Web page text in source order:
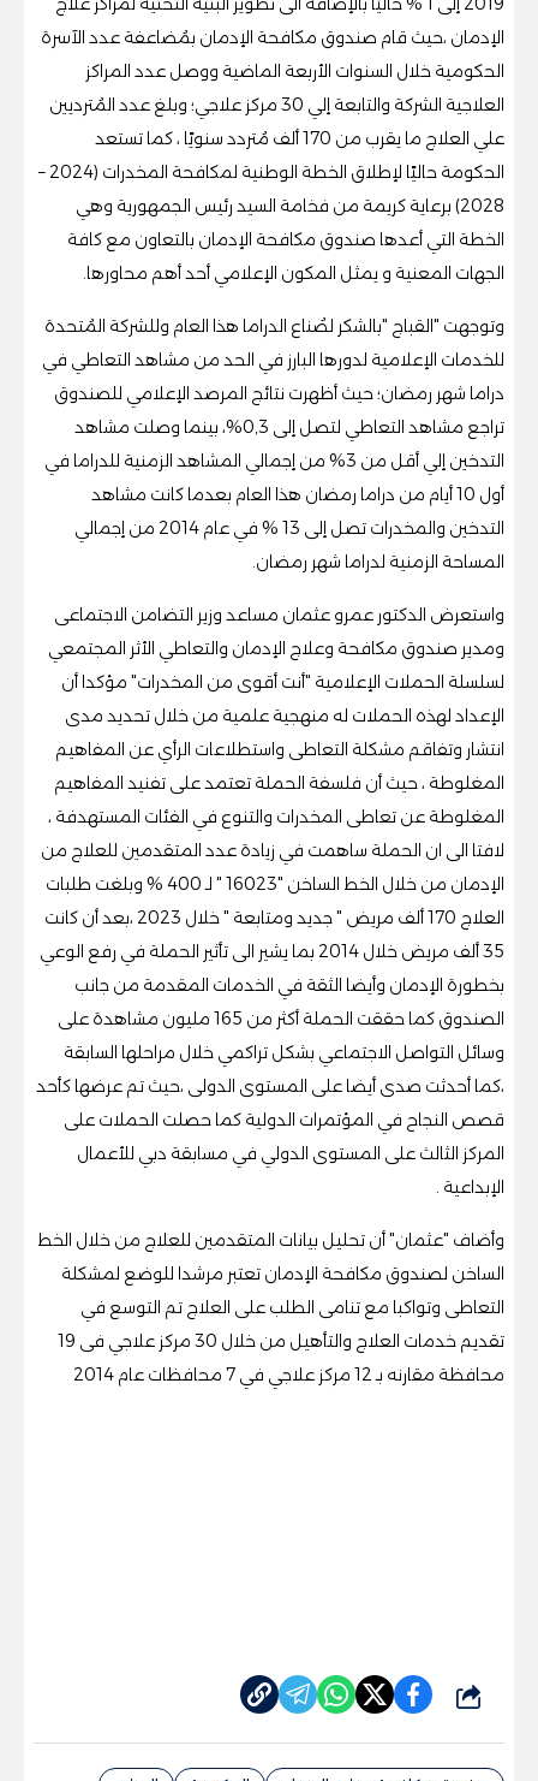
الإدمان ،حيث قام صندوق مكافحة الإدمان بمُضاعفة عدد الآسرة
الحكومية خلال السنوات الأربعة الماضية ووصل عدد المراكز
العلاجية الشركة والتابعة إلي 30 مركز علاجي؛ وبلغ عدد المُترديين
علي العلاج ما يقرب من 170 ألف مُتردد سنويًا ، كما تستعد
الحكومة حاليًا لإطلاق الخطة الوطنية لمكافحة المخدرات (2024 –
2028) برعاية كريمة من فخامة السيد رئيس الجمهورية وهي
الخطة التي أعدها صندوق مكافحة الإدمان بالتعاون مع كافة
الجهات المعنية و يمثل المكون الإعلامي أحد أهم محاورها.
وتوجهت "القباج "بالشكر لصُناع الدراما هذا العام وللشركة المُتحدة
للخدمات الإعلامية لدورها البارز في الحد من مشاهد التعاطي في
دراما شهر رمضان؛ حيث أظهرت نتائج المرصد الإعلامي للصندوق
تراجع مشاهد التعاطي لتصل إلى 0,3%، بينما وصلت مشاهد
التدخين إلي أقل من 3% من إجمالي المشاهد الزمنية للدراما في
أول 10 أيام من دراما رمضان هذا العام بعدما كانت مشاهد
التدخين والمخدرات تصل إلى 13 % في عام 2014 من إجمالي
المساحة الزمنية لدراما شهر رمضان.
واستعرض الدكتور عمرو عثمان مساعد وزير التضامن الاجتماعى
ومدير صندوق مكافحة وعلاج الإدمان والتعاطي الأثر المجتمعي
لسلسلة الحملات الإعلامية "أنت أقوى من المخدرات" مؤكدا أن
الإعداد لهذه الحملات له منهجية علمية من خلال تحديد مدى
انتشار وتفاقم مشكلة التعاطى واستطلاعات الرأي عن المفاهيم
المغلوطة ، حيث أن فلسفة الحملة تعتمد على تفنيد المفاهيم
المغلوطة عن تعاطى المخدرات والتنوع في الفئات المستهدفة ،
لافتا الى ان الحملة ساهمت في زيادة عدد المتقدمين للعلاج من
الإدمان من خلال الخط الساخن "16023 " لـ 400 % وبلغت طلبات
العلاج 170 ألف مريض " جديد ومتابعة " خلال 2023 ،بعد أن كانت
35 ألف مريض خلال 2014 بما يشير الى تأثير الحملة في رفع الوعي
بخطورة الإدمان وأيضا الثقة في الخدمات المقدمة من جانب
الصندوق كما حققت الحملة أكثر من 165 مليون مشاهدة على
وسائل التواصل الاجتماعي بشكل تراكمي خلال مراحلها السابقة
،كما أحدثت صدى أيضا على المستوى الدولى ،حيث تم عرضها كأحد
قصص النجاح في المؤتمرات الدولية كما حصلت الحملات على
المركز الثالث على المستوى الدولي في مسابقة دبي للأعمال
الإبداعية .
وأضاف "عثمان" أن تحليل بيانات المتقدمين للعلاج من خلال الخط
الساخن لصندوق مكافحة الإدمان تعتبر مرشدا للوضع لمشكلة
التعاطى وتواكبا مع تنامى الطلب على العلاج تم التوسع في
تقديم خدمات العلاج والتأهيل من خلال 30 مركز علاجي فى 19
محافظة مقارنه بـ 12 مركز علاجي في 7 محافظات عام 2014
شارك